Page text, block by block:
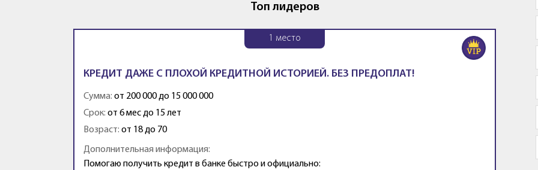
Топ лидеров
1 место
КРЕДИТ ДАЖЕ С ПЛОХОЙ КРЕДИТНОЙ ИСТОРИЕЙ. БЕЗ ПРЕДОПЛАТ!
Сумма: от 200 000 до 15 000 000
Срок: от 6 мес до 15 лет
Возраст: от 18 до 70
Дополнительная информация:
Помогаю получить кредит в банке быстро и официально: